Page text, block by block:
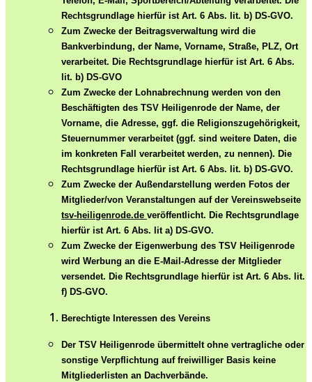
Rechtsgrundlage hierfür ist Art. 6 Abs. lit. b) DS-GVO.
Zum Zwecke der Beitragsverwaltung wird die
Bankverbindung, der Name, Vorname, Straße, PLZ, Ort
verarbeitet. Die Rechtsgrundlage hierfür ist Art. 6 Abs.
lit. b) DS-GVO
Zum Zwecke der Lohnabrechnung werden von den
Beschäftigten des TSV Heiligenrode der Name, der
Vorname, die Adresse, ggf. die Religionszugehörigkeit,
Steuernummer verarbeitet (ggf. sind weitere Daten, die
im konkreten Fall verarbeitet werden, zu nennen). Die
Rechtsgrundlage hierfür ist Art. 6 Abs. lit. b) DS-GVO.
Zum Zwecke der Außendarstellung werden Fotos der
Mitglieder/von Veranstaltungen auf der Vereinswebseite
tsv-heiligenrode.de veröffentlicht. Die Rechtsgrundlage
hierfür ist Art. 6 Abs. lit a) DS-GVO.
Zum Zwecke der Eigenwerbung des TSV Heiligenrode
wird Werbung an die E-Mail-Adresse der Mitglieder
versendet. Die Rechtsgrundlage hierfür ist Art. 6 Abs. lit.
f) DS-GVO.
Berechtigte Interessen des Vereins
Der TSV Heiligenrode übermittelt ohne vertragliche oder
sonstige Verpflichtung auf freiwilliger Basis keine
Mitgliederlisten an Dachverbände.